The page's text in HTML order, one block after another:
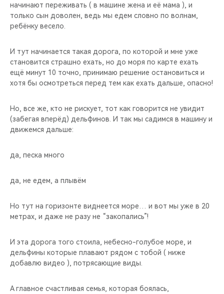
начинают переживать ( в машине жена и её мама ), и
только сын доволен, ведь мы едем словно по волнам,
ребёнку весело.
И тут начинается такая дорога, по которой и мне уже
становится страшно ехать, но до моря по карте ехать
ещё минут 10 точно, принимаю решение остановиться и
хотя бы осмотреться перед тем как ехать дальше, опасно!
Но, все же, кто не рискует, тот как говорится не увидит
(забегая вперёд) дельфинов. И так мы садимся в машину и
движемся дальше:
да, песка много
да, не едем, а плывём
Но тут на горизонте виднеется море… и вот мы уже в 20
метрах, и даже не разу не “закопались”!
И эта дорога того стоила, небесно-голубое море, и
дельфины которые плавают рядом с тобой ( ниже
добавлю видео ), потрясающие виды.
А главное счастливая семья, которая боялась,